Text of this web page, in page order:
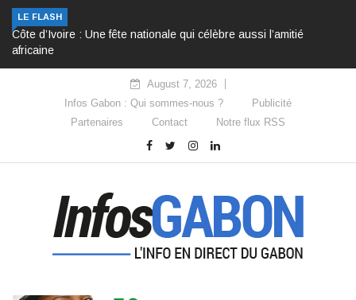
LE FLASH
Côte d’Ivoire : Une fête nationale qui célèbre aussi l’amitié
africaine
August 7, 2026
Infos Gabon : Qui sommes-nous ?
Publicité
Partenaires
Contact Notre flux RSS